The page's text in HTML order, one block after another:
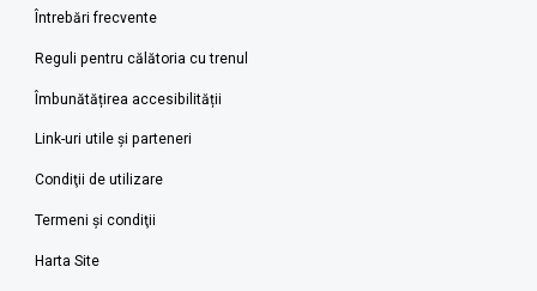
Întrebări frecvente
Reguli pentru călătoria cu trenul
Îmbunătățirea accesibilității
Link-uri utile şi parteneri
Condiţii de utilizare
Termeni şi condiţii
Harta Site